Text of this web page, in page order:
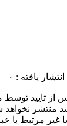
انتشار یافته : ۰
تایید توسط
منتشر نخواهد
غیر مرتبط با